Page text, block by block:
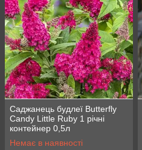
Саджанець будлеї Butterfly
Candy Little Ruby 1 річні
контейнер 0,5л
Немає в наявності